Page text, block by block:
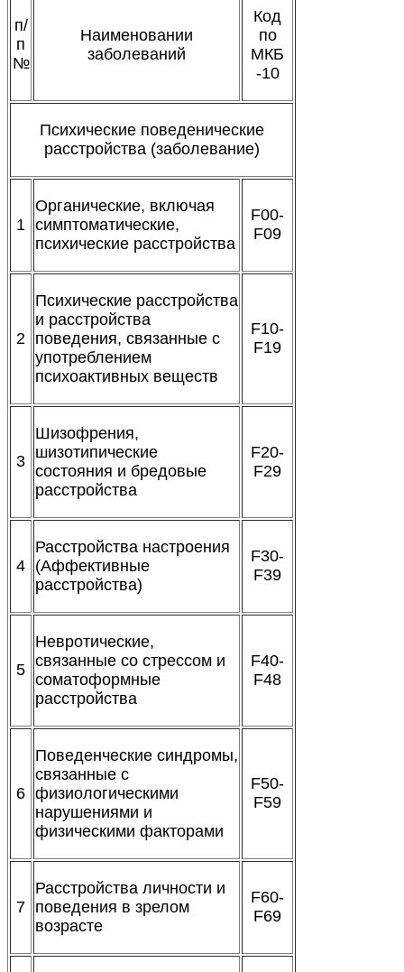
п/
п
№
Наименовании
заболеваний
Код
по
МКБ
-10
Психические поведенические
расстройства (заболевание)
1
Органические, включая
симптоматические,
психические расстройства
F00-
F09
2
Психические расстройства
и расстройства
поведения, связанные с
употреблением
психоактивных веществ
F10-
F19
3
Шизофрения,
шизотипические
состояния и бредовые
расстройства
F20-
F29
4
Расстройства настроения
(Аффективные
расстройства)
F30-
F39
5
Невротические,
связанные со стрессом и
соматоформные
расстройства
F40-
F48
6
Поведенческие синдромы,
связанные с
физиологическими
нарушениями и
физическими факторами
F50-
F59
7
Расстройства личности и
поведения в зрелом
возрасте
F60-
F69